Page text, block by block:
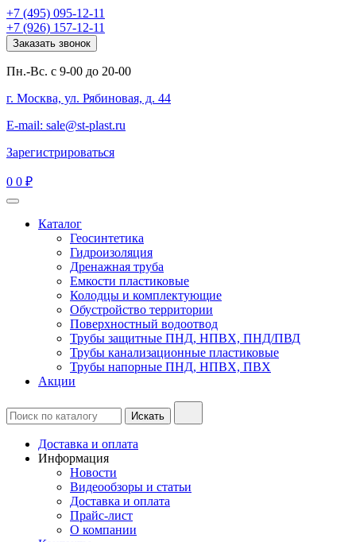
+7 (495) 095-12-11
+7 (926) 157-12-11
Заказать звонок
Пн.-Вс. с 9-00 до 20-00
г. Москва, ул. Рябиновая, д. 44
E-mail: sale@st-plast.ru
Зарегистрироваться
0 0 ₽
Каталог
Геосинтетика
Гидроизоляция
Дренажная труба
Емкости пластиковые
Колодцы и комплектующие
Обустройство территории
Поверхностный водоотвод
Трубы защитные ПНД, НПВХ, ПНД/ПВД
Трубы канализационные пластиковые
Трубы напорные ПНД, НПВХ, ПВХ
Акции
Доставка и оплата
Информация
Новости
Видеообзоры и статьи
Доставка и оплата
Прайс-лист
О компании